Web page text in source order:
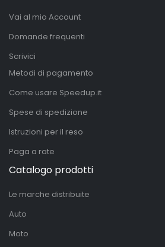
Vai al mio Account
Domande frequenti
Scrivici
Metodi di pagamento
Come usare Speedup.it
Spese di spedizione
Istruzioni per il reso
Paga a rate
Catalogo prodotti
Le marche distribuite
Auto
Moto